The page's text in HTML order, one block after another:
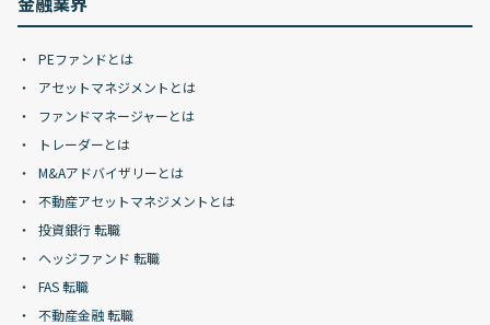
PEファンドとは
アセットマネジメントとは
ファンドマネージャーとは
トレーダーとは
M&Aアドバイザリーとは
不動産アセットマネジメントとは
投資銀行 転職
ヘッジファンド 転職
FAS 転職
不動産金融 転職